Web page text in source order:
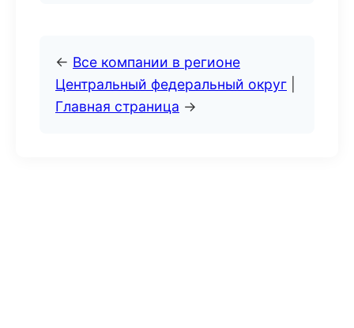
← Все компании в регионе
Центральный федеральный округ
Главная страница →